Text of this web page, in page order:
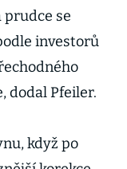
se
investorů
dodal Pfeiler.
když po